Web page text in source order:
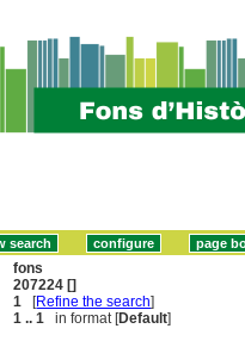
fons
207224 []
1 [Refine the search]
1 .. 1 in format [Default]